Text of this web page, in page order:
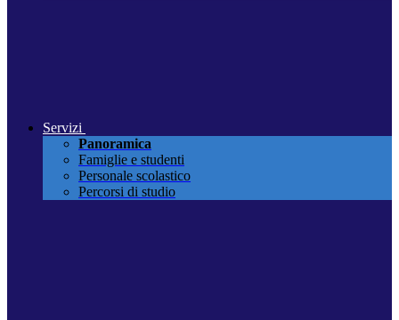
Servizi
Panoramica
Famiglie e studenti
Personale scolastico
Percorsi di studio